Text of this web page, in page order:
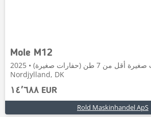
Mole M12
حفارات صغيرة أقل من 7 طن (حفارات صغيرة) • 2025 • Arden،
Nordjylland, DK
١٤٬٦٨٨ EUR
Rold Maskinhandel ApS